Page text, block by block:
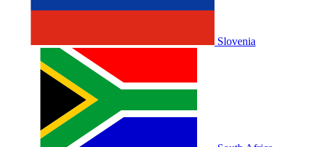
Slovenia